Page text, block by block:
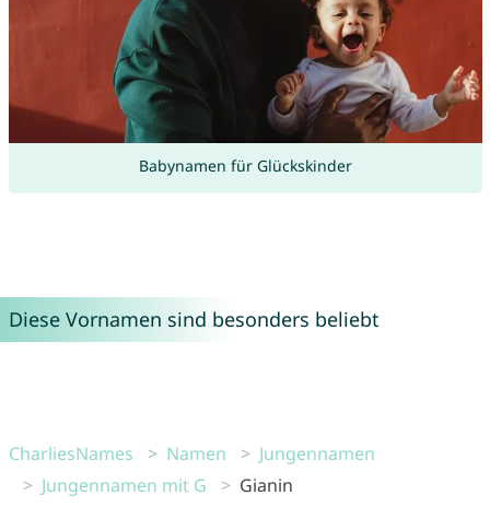
Babynamen für Glückskinder
Diese Vornamen sind besonders beliebt
CharliesNames Namen
Jungennamen
Jungennamen mit G
Gianin